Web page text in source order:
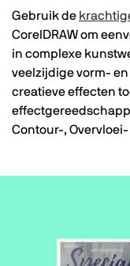
Gebruik de
CorelDRAW om
in complexe
veelzijdige vorm-
creatieve effecten
Contour-,